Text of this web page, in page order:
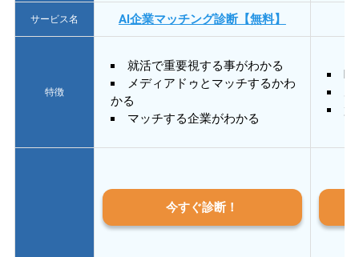
サービス名 AI企業マッチング診断【無料】
特徴
就活で重要視する事がわかる
メディアドゥとマッチするかわ
かる
マッチする企業がわかる
質
今すぐ診断！